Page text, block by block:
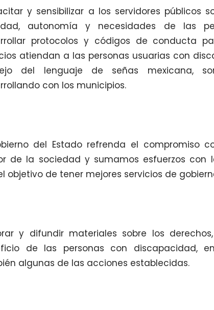
y sensibilizar a los servidores públicos
autonomía y necesidades de las
protocolos y códigos de conducta
atiendan a las personas usuarias con
del lenguaje de señas mexicana,
con los municipios.
del Estado refrenda el compromiso
de la sociedad y sumamos esfuerzos con
objetivo de tener mejores servicios de
y difundir materiales sobre los
de las personas con discapacidad,
algunas de las acciones establecidas.